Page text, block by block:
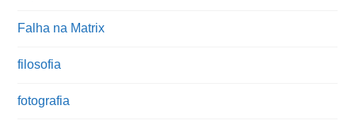
Falha na Matrix
filosofia
fotografia